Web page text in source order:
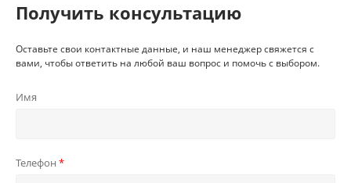
Получить консультацию
Оставьте свои контактные данные, и наш менеджер свяжется с
вами, чтобы ответить на любой ваш вопрос и помочь с выбором.
Имя
Телефон